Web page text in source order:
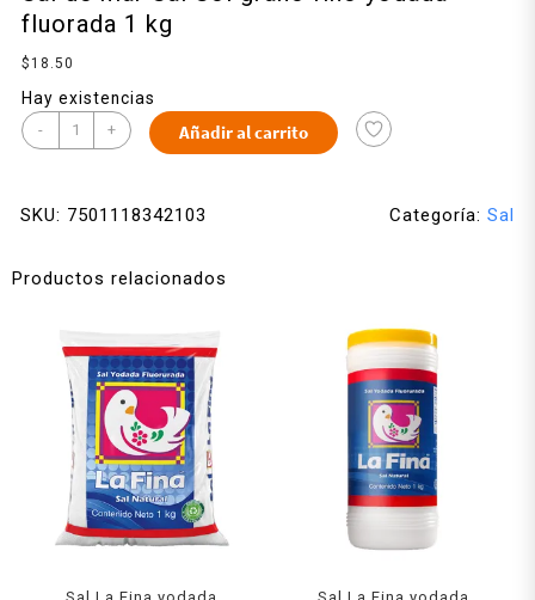
fluorada 1 kg
$ 18.50
Hay existencias
- + Añadir al carrito
SKU: 7501118342103 Categoría: Sal
Productos relacionados